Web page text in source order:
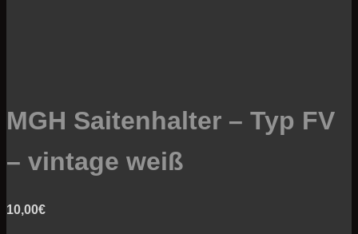
MGH Saitenhalter – Typ FV
– vintage weiß
10,00€